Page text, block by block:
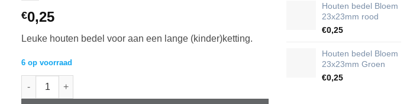
€0,25
Leuke houten bedel voor aan een lange (kinder)ketting.
6 op voorraad
Houten bedel Bloem 5cm licht roze aantal
Houten bedel Bloem
23x23mm rood
€0,25
Houten bedel Bloem
23x23mm Groen
€0,25